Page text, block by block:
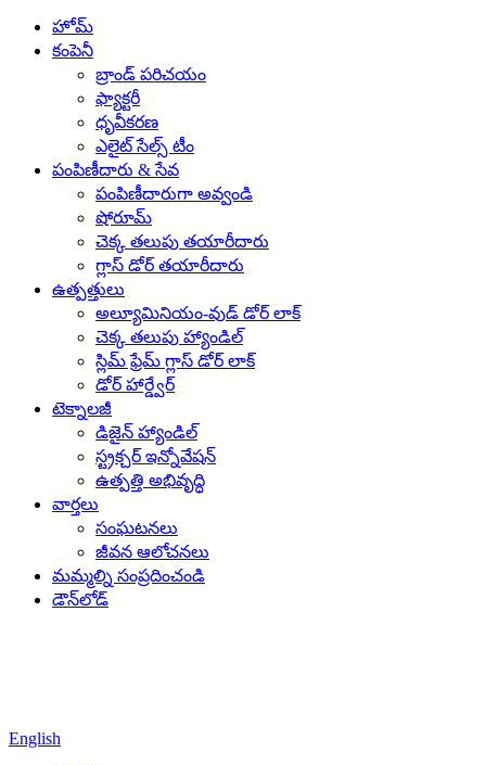
హోమ్
కంపెనీ
బ్రాండ్ పరిచయం
ఫ్యాక్టరీ
ధృవీకరణ
ఎలైట్ సేల్స్ టీం
పంపిణీదారు & సేవ
పంపిణీదారుగా అవ్వండి
షోరూమ్
చెక్క తలుపు తయారీదారు
గ్లాస్ డోర్ తయారీదారు
ఉత్పత్తులు
అల్యూమినియం-వుడ్ డోర్ లాక్
చెక్క తలుపు హ్యాండిల్
స్లిమ్ ఫ్రేమ్ గ్లాస్ డోర్ లాక్
డోర్ హార్డ్వేర్
టెక్నాలజీ
డిజైన్ హ్యాండిల్
స్ట్రక్చర్ ఇన్నోవేషన్
ఉత్పత్తి అభివృద్ధి
వార్తలు
సంఘటనలు
జీవన ఆలోచనలు
మమ్మల్ని సంప్రదించండి
డౌన్‌లోడ్
English